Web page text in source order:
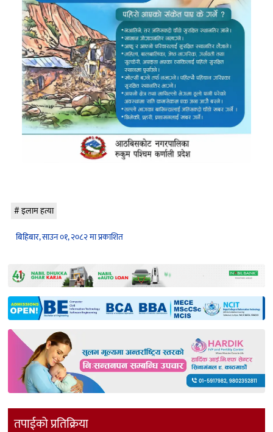
इलाम हत्या
बिहिबार, साउन ०१, २०८२ मा प्रकाशित
तपाईको प्रतिक्रिया